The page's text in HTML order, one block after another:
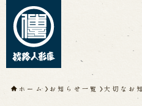
トップページ
ホーム お知らせ一覧 大切なお